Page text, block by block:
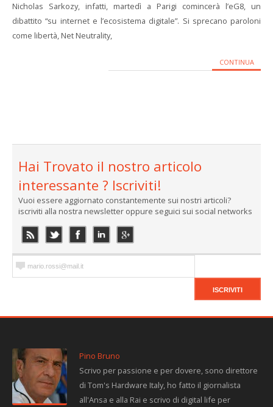
Nicholas Sarkozy, infatti, martedì a Parigi comincerà l’eG8, un
dibattito “su internet e l’ecosistema digitale”. Si sprecano paroloni
come libertà, Net Neutrality,
CONTINUA
Hai Trovato il nostro articolo
interessante ? Iscriviti!
Vuoi essere aggiornato constantemente sui nostri articoli?
iscriviti alla nostra newsletter oppure seguici sui social networks
Pino Bruno
Scrivo per passione e per dovere, sono direttore
di Tom's Hardware Italy, ho fatto il giornalista
all'Ansa e alla Rai e scrivo di digital life per